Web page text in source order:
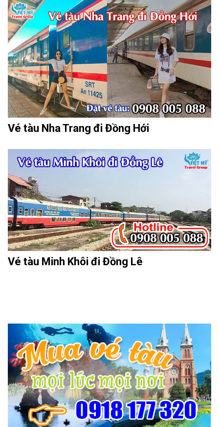
Vé tàu Nha Trang đi Đồng Hới
Vé tàu Minh Khôi đi Đồng Lê